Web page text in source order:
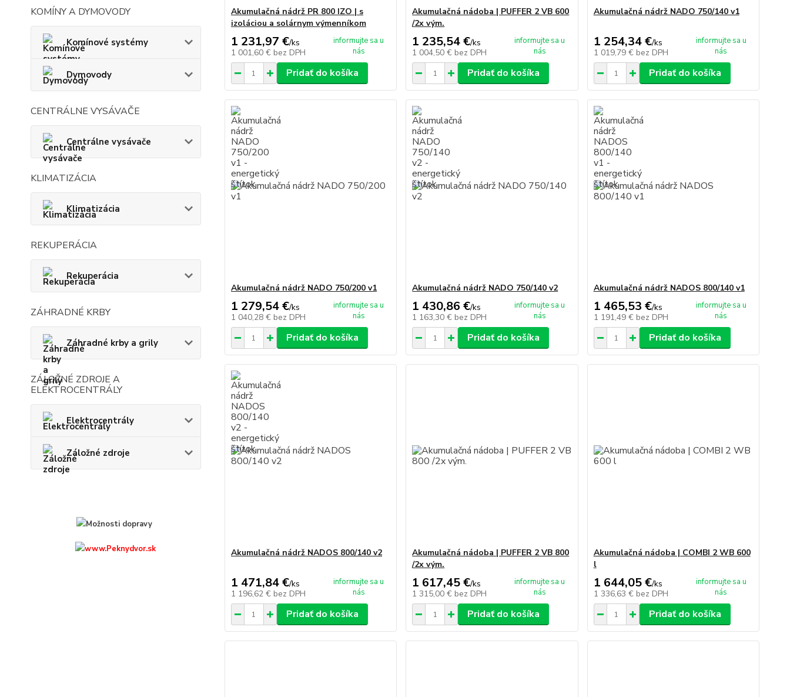
KOMÍNY A DYMOVODY
Komínové systémy
Dymovody
CENTRÁLNE VYSÁVAČE
Centrálne vysávače
KLIMATIZÁCIA
Klimatizácia
REKUPERÁCIA
Rekuperácia
ZÁHRADNÉ KRBY
Záhradné krby a grily
ZÁLOŽNÉ ZDROJE A
ELEKTROCENTRÁLY
Elektrocentrály
Záložné zdroje
Akumulačná nádrž PR 800 IZO | s
izoláciou a solárnym výmenníkom
1 231,97 €/ks
1 001,60 € bez DPH
informujte sa u
nás
Pridať do košíka
Akumulačná nádoba | PUFFER 2 VB 600
/2x vým.
1 235,54 €/ks
1 004,50 € bez DPH
informujte sa u
nás
Pridať do košíka
Akumulačná nádrž NADO 750/140 v1
1 254,34 €/ks
1 019,79 € bez DPH
informujte sa u
nás
Pridať do košíka
Akumulačná nádrž NADO 750/200 v1
1 279,54 €/ks
1 040,28 € bez DPH
informujte sa u
nás
Pridať do košíka
Akumulačná nádrž NADO 750/140 v2
1 430,86 €/ks
1 163,30 € bez DPH
informujte sa u
nás
Pridať do košíka
Akumulačná nádrž NADOS 800/140 v1
1 465,53 €/ks
1 191,49 € bez DPH
informujte sa u
nás
Pridať do košíka
Akumulačná nádrž NADOS 800/140 v2
1 471,84 €/ks
1 196,62 € bez DPH
informujte sa u
nás
Pridať do košíka
Akumulačná nádoba | PUFFER 2 VB 800
/2x vým.
1 617,45 €/ks
1 315,00 € bez DPH
informujte sa u
nás
Pridať do košíka
Akumulačná nádoba | COMBI 2 WB 600
l
1 644,05 €/ks
1 336,63 € bez DPH
informujte sa u
nás
Pridať do košíka